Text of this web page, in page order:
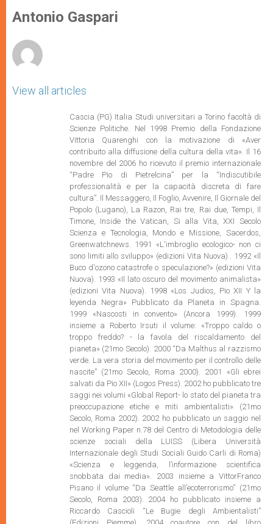
p
p
g
e
o
k
r
Antonio Gaspari
View all articles
Cascia (PG) Italia Studi universitari a Torino facoltà di
Scienze Politiche. Nel 1998 Premio della Fondazione
Vittoria Quarenghi con la motivazione di «Aver
contribuito alla diffusione della cultura della vita». Il 16
novembre del 2006 ho ricevuto il premio internazionale
“Padre Pio di Pietrelcina” per la “Indiscutibile
professionalità e per la capacità discreta di fare
cultura”. Il Messaggero, Il Foglio, Avvenire, Il Giornale del
Popolo (Lugano), La Razon, Rai tre, Rai due, Tempi, Il
Timone, Inside the Vatican, Si alla Vita, XXI Secolo
Scienza e Tecnologia, Mondo e Missione, Sacerdos,
Greenwatchnews. 1991 «L'imbroglio ecologico- non ci
sono limiti allo sviluppo» (edizioni Vita Nuova) . 1992 «Il
Buco d'ozono catastrofe o speculazione?» (edizioni Vita
Nuova). 1993 «Il lato oscuro del movimento animalista»
(edizioni Vita Nuova). 1998 «Los Judios, Pio XII Y la
leyenda Negra» Pubblicato da Planeta in Spagna.
1999 «Nascosti in convento» (Ancora 1999). 1999
insieme a Roberto Irsuti il volume: «Troppo caldo o
troppo freddo? - la favola del riscaldamento del
pianeta» (21mo Secolo). 2000 “Da Malthus al razzismo
verde. La vera storia del movimento per il controllo delle
nascite” (21mo Secolo, Roma 2000). 2001 «Gli ebrei
salvati da Pio XII» (Logos Press). 2002 ho pubblicato tre
saggi nei volumi «Global Report- lo stato del pianeta tra
preoccupazione etiche e miti ambientalisti» (21mo
Secolo, Roma 2002). 2002 ho pubblicato un saggio nel
nel Working Paper n.78 del Centro di Metodologia delle
scienze sociali della LUISS (Libera Università
Internazionale degli Studi Sociali Guido Carli di Roma)
«Scienza e leggenda, l’informazione scientifica
snobbata dai media». 2003 insieme a VittorFranco
Pisano il volume “Da Seattle all’ecoterrorismo” (21mo
Secolo, Roma 2003). 2004 ho pubblicato insieme a
Riccardo Cascioli “Le Bugie degli Ambientalisti”